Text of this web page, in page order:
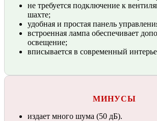
не требуется подключение к
шахте;
удобная и простая панель
встроенная лампа обеспечивает
освещение;
вписывается в современный
МИНУСЫ
издает много шума (50 дБ).